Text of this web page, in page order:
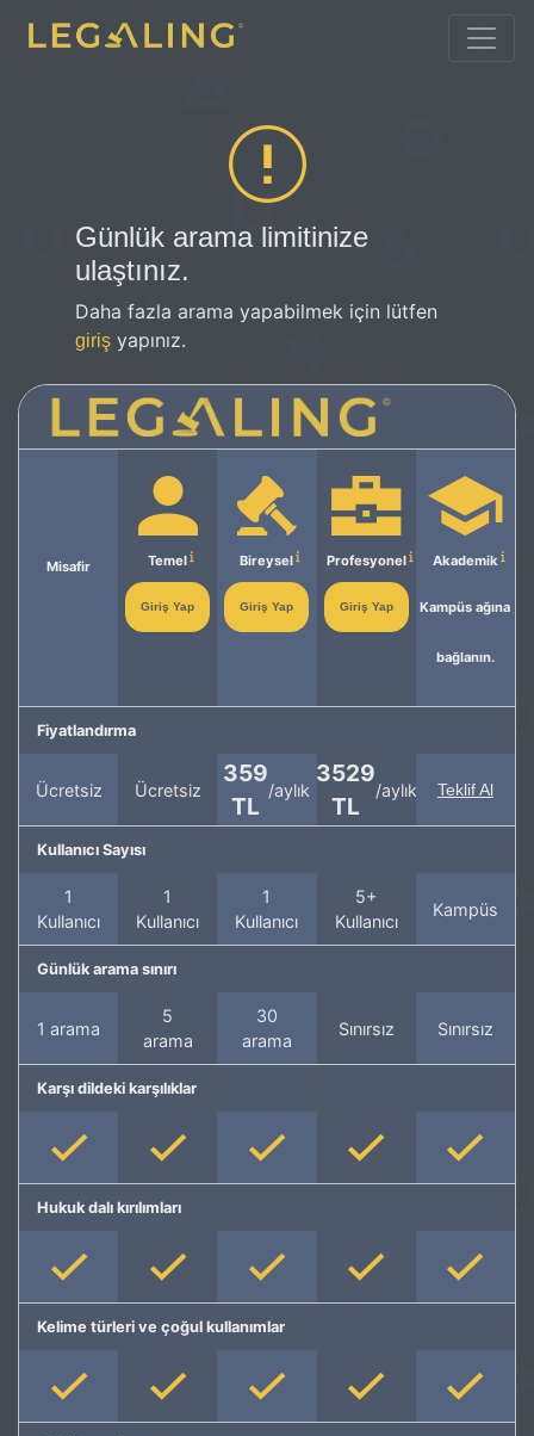
Günlük arama limitinize
ulaştınız.
Daha fazla arama yapabilmek için lütfen
giriş yapınız.
Misafir Temel
Giriş Yap
Bireysel
Giriş Yap
Profesyonel
Giriş Yap
Akademik
Kampüs ağına
bağlanın.
Fiyatlandırma
Ücretsiz Ücretsiz
359
TL
/aylık
3529
TL
/aylık Teklif Al
Kullanıcı Sayısı
1
Kullanıcı
1
Kullanıcı
1
Kullanıcı
5+
Kullanıcı
Kampüs
Günlük arama sınırı
1 arama
5
arama
30
arama
Sınırsız Sınırsız
Karşı dildeki karşılıklar
Hukuk dalı kırılımları
Kelime türleri ve çoğul kullanımlar